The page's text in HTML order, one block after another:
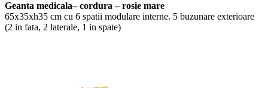
Geanta medicala– cordura – rosie mare
65x35xh35 cm cu 6 spatii modulare interne. 5 buzunare exterioare
(2 in fata, 2 laterale, 1 in spate)